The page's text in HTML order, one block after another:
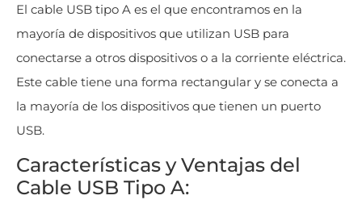
El cable USB tipo A es el que encontramos en la
mayoría de dispositivos que utilizan USB para
conectarse a otros dispositivos o a la corriente eléctrica.
Este cable tiene una forma rectangular y se conecta a
la mayoría de los dispositivos que tienen un puerto
USB.
Características y Ventajas del
Cable USB Tipo A: